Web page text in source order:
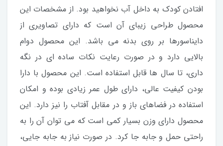
افتادن کودک به داخل آب نخواهید بود. از مشخصات این
محصول طراحی زیبای آن است که دارای تصاویری از
دایناسورها بر روی بدنه می باشد. این محصول دوام
بالایی دارد و در صورت رعایت نکات ساده ای در نگه
داری، تا سال ها قابل استفاده است. این محصول با دارا
بودن کیفیت عالی، دارای طول عمر زیادی بوده و امکان
استفاده در فضاهای باز و در مقابل آفتاب را نیز دارد. این
محصول دارای وزن بسیار کمی است که می توان آن را به
راحتی حمل و جابه جا کرد. در صورت نیاز به جابه جایی،